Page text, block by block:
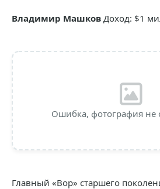
Владимир Машков Доход: $1
Ошибка, фотография не
Главный «Вор» старшего